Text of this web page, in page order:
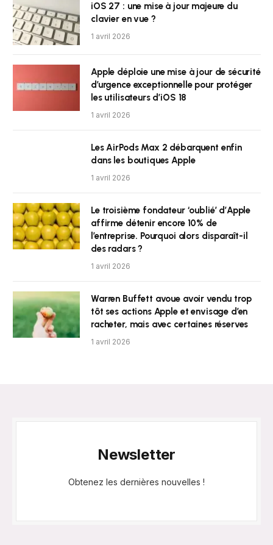
iOS 27 : une mise à jour majeure du
clavier en vue ?
1 avril 2026
Apple déploie une mise à jour de sécurité
d’urgence exceptionnelle pour protéger
les utilisateurs d’iOS 18
1 avril 2026
Les AirPods Max 2 débarquent enfin
dans les boutiques Apple
1 avril 2026
Le troisième fondateur ‘oublié’ d’Apple
affirme détenir encore 10% de
l’entreprise. Pourquoi alors disparaît-il
des radars ?
1 avril 2026
Warren Buffett avoue avoir vendu trop
tôt ses actions Apple et envisage d’en
racheter, mais avec certaines réserves
1 avril 2026
Newsletter
Obtenez les dernières nouvelles !